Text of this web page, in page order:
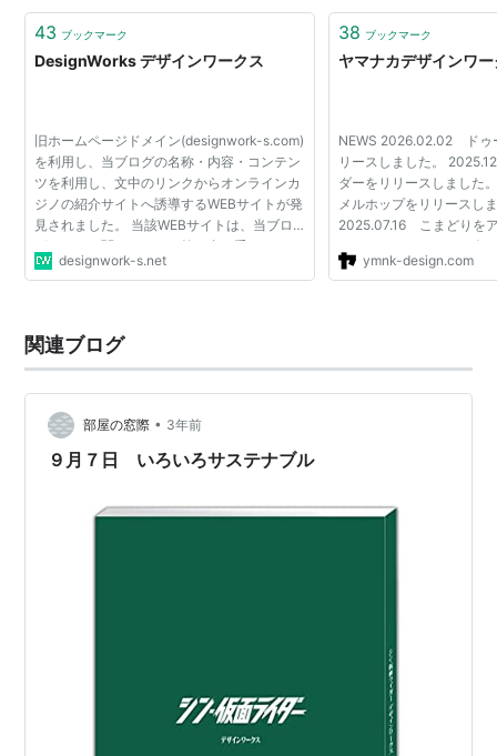
43 ブックマーク
DesignWorks デザインワークス
旧ホームページドメイン(designwork-s.com)
を利用し、当ブログの名称・内容・コンテン
ツを利用し、文中のリンクからオンラインカ
ジノの紹介サイトへ誘導するWEBサイトが発
見されました。 当該WEBサイトは、当ブロ
グとなんら関わりのない第三者の手によって
作成されたもので、当ブログとは一切関係ご
designwork-s.net
38 ブックマーク
ヤマナカデザインワ
NEWS 2026.02.02 ドゥ
リースしました。
ダーをリリースしました
メルホップをリリースし
2025.07.16 こまどりを
た。 2025.07.07 スズメ
スしました。
ymnk-design.com
関連ブログ
部屋の窓際 • 3年前
９月７日 いろいろサステナブル